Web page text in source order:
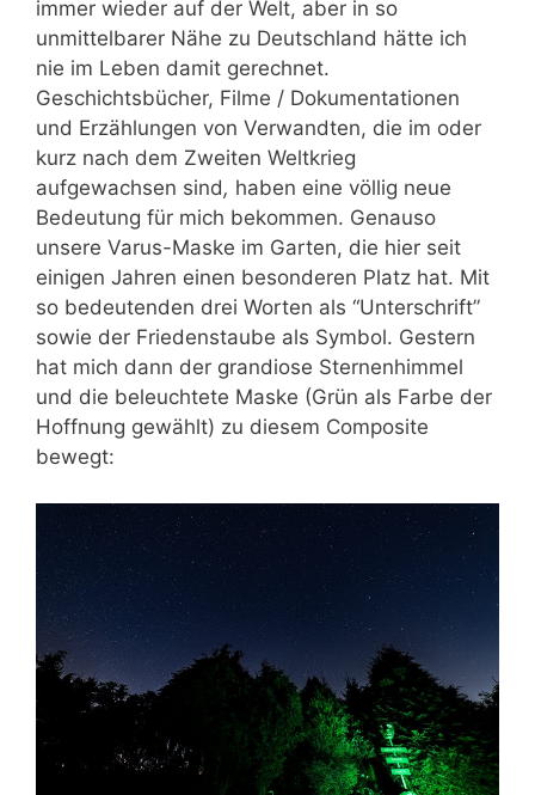
immer wieder auf der Welt, aber in so
unmittelbarer Nähe zu Deutschland hätte ich
nie im Leben damit gerechnet.
Geschichtsbücher, Filme / Dokumentationen
und Erzählungen von Verwandten, die im oder
kurz nach dem Zweiten Weltkrieg
aufgewachsen sind, haben eine völlig neue
Bedeutung für mich bekommen. Genauso
unsere Varus-Maske im Garten, die hier seit
einigen Jahren einen besonderen Platz hat. Mit
so bedeutenden drei Worten als “Unterschrift”
sowie der Friedenstaube als Symbol. Gestern
hat mich dann der grandiose Sternenhimmel
und die beleuchtete Maske (Grün als Farbe der
Hoffnung gewählt) zu diesem Composite
bewegt: